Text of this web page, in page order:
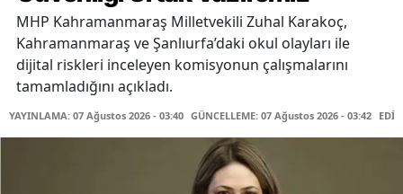
MHP Kahramanmaraş Milletvekili Zuhal Karakoç,
Kahramanmaraş ve Şanlıurfa’daki okul olayları ile
dijital riskleri inceleyen komisyonun çalışmalarını
tamamladığını açıkladı.
YAYINLAMA: 07 Ağustos 2026 - 03:40 GÜNCELLEME: 07 Ağustos 2026 - 03:42